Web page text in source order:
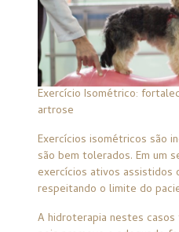
Exercício Isométrico:
artrose
Exercícios isométricos são
são bem tolerados. Em um
exercícios ativos assistidos
respeitando o limite do
A hidroterapia nestes